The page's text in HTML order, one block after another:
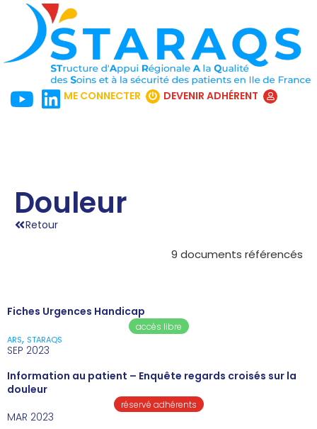
ME CONNECTER DEVENIR ADHÉRENT
Douleur
Retour
9 documents référencés
Fiches Urgences Handicap
accès libre
ARS, STARAQS
SEP 2023
Information au patient – Enquête regards croisés sur la
douleur
réservé adhérents
MAR 2023